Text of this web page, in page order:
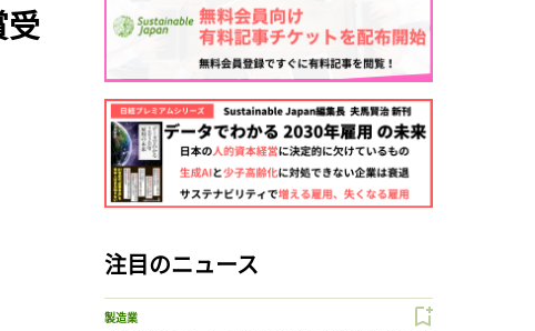
受
注目のニュース
製造業